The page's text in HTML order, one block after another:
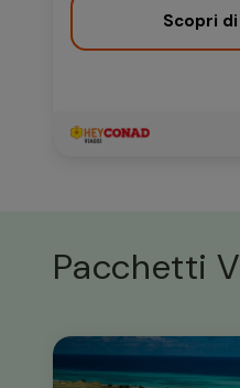
Scopri di
Pacchetti